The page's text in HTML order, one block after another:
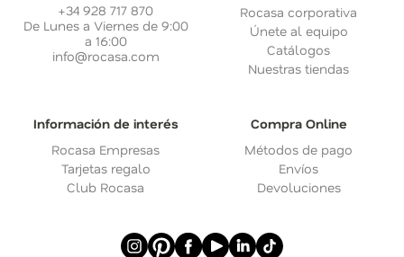
+34 928 717 870
De Lunes a Viernes de 9:00
a 16:00
info@rocasa.com
Rocasa corporativa
Únete al equipo
Catálogos
Nuestras tiendas
Información de interés
Rocasa Empresas
Tarjetas regalo
Club Rocasa
Compra Online
Métodos de pago
Envíos
Devoluciones